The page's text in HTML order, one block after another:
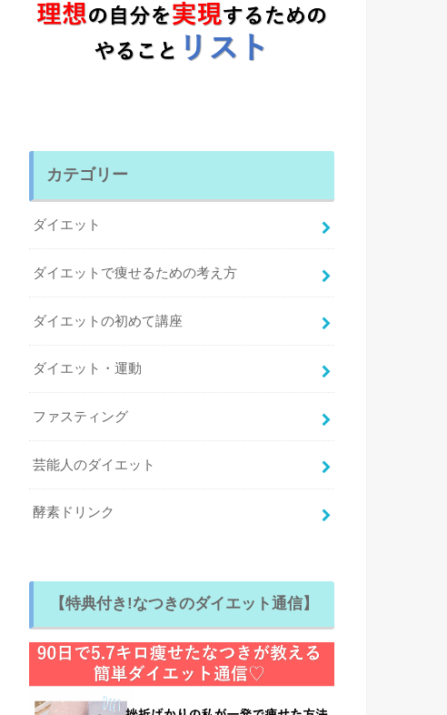
カテゴリー
ダイエット
ダイエットで痩せるための考え方
ダイエットの初めて講座
ダイエット・運動
ファスティング
芸能人のダイエット
酵素ドリンク
【特典付き!なつきのダイエット通信】